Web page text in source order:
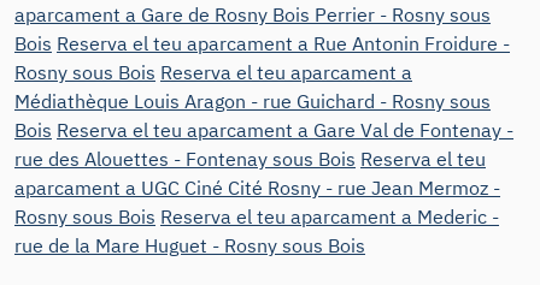
aparcament a Gare de Rosny Bois Perrier - Rosny sous
Bois Reserva el teu aparcament a Rue Antonin Froidure -
Rosny sous Bois Reserva el teu aparcament a
Médiathèque Louis Aragon - rue Guichard - Rosny sous
Bois Reserva el teu aparcament a Gare Val de Fontenay -
rue des Alouettes - Fontenay sous Bois Reserva el teu
aparcament a UGC Ciné Cité Rosny - rue Jean Mermoz -
Rosny sous Bois Reserva el teu aparcament a Mederic -
rue de la Mare Huguet - Rosny sous Bois